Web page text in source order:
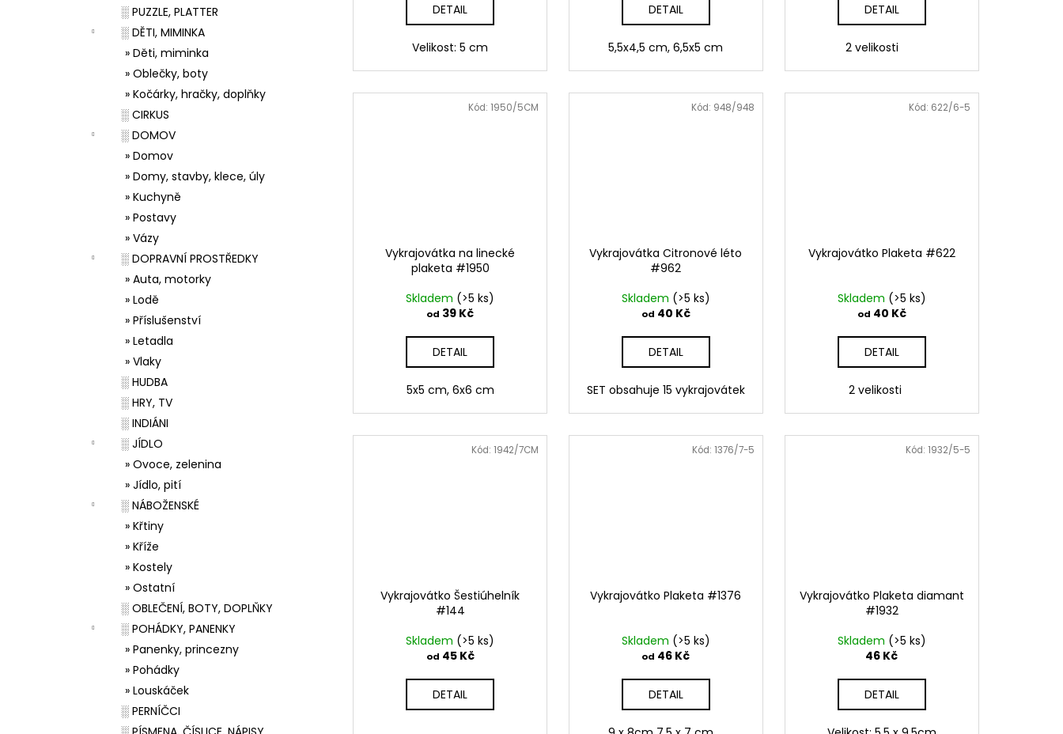
░ PUZZLE, PLATTER
░ DĚTI, MIMINKA
» Děti, miminka
» Oblečky, boty
» Kočárky, hračky, doplňky
░ CIRKUS
░ DOMOV
» Domov
» Domy, stavby, klece, úly
» Kuchyně
» Postavy
» Vázy
░ DOPRAVNÍ PROSTŘEDKY
» Auta, motorky
» Lodě
» Příslušenství
» Letadla
» Vlaky
░ HUDBA
░ HRY, TV
░ INDIÁNI
░ JÍDLO
» Ovoce, zelenina
» Jídlo, pití
░ NÁBOŽENSKÉ
» Křtiny
» Kříže
» Kostely
» Ostatní
░ OBLEČENÍ, BOTY, DOPLŇKY
░ POHÁDKY, PANENKY
» Panenky, princezny
» Pohádky
» Louskáček
░ PERNÍČCI
DETAIL
Velikost: 5 cm
DETAIL
5,5x4,5 cm, 6,5x5 cm
DETAIL
2 velikosti
Vykrajovátka na linecké
plaketa #1950
Skladem (>5 ks)
od 39 Kč
DETAIL
5x5 cm, 6x6 cm
Kód:1950/5CM
Vykrajovátka Citronové léto
#962
Skladem (>5 ks)
od 40 Kč
DETAIL
SET obsahuje 15 vykrajovátek
Kód: 948/948
Vykrajovátko Plaketa #622
Skladem (>5 ks)
od 40 Kč
DETAIL
2 velikosti
Kód: 622/6-5
Vykrajovátko Šestiúhelník
#144
Skladem (>5 ks)
od 45 Kč
DETAIL
Kód:1942/7CM
Vykrajovátko Plaketa #1376
Skladem (>5 ks)
od 46 Kč
DETAIL
Kód: 1376/7-5
Vykrajovátko Plaketa diamant
#1932
Skladem (>5 ks)
46 Kč
DETAIL
Kód: 1932/5-5